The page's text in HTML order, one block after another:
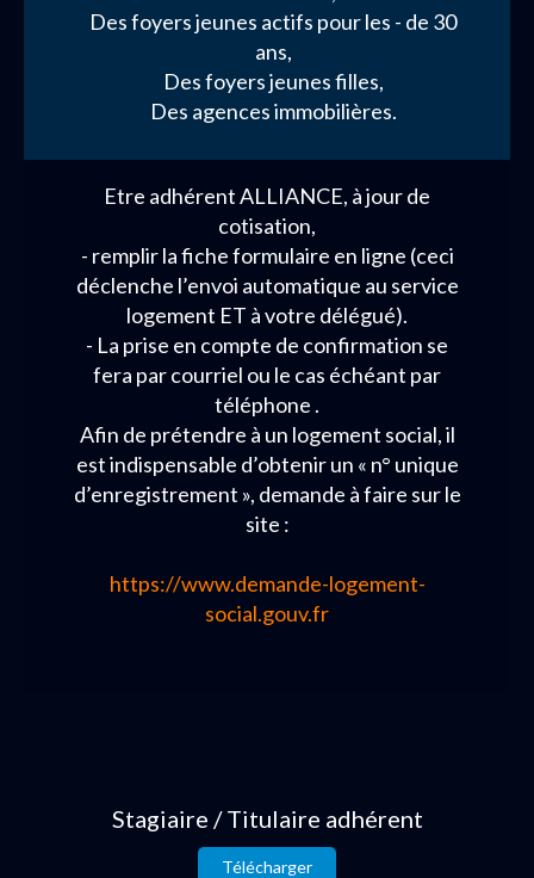
Des foyers jeunes actifs pour les - de 30
ans,
Des foyers jeunes filles,
Des agences immobilières.
Etre adhérent ALLIANCE, à jour de
cotisation,
- remplir la fiche formulaire en ligne (ceci
déclenche l’envoi automatique au service
logement ET à votre délégué).
- La prise en compte de confirmation se
fera par courriel ou le cas échéant par
téléphone .
Afin de prétendre à un logement social, il
est indispensable d’obtenir un « n° unique
d’enregistrement », demande à faire sur le
site :
https://www.demande-logement-
social.gouv.fr
Stagiaire / Titulaire adhérent
Télécharger